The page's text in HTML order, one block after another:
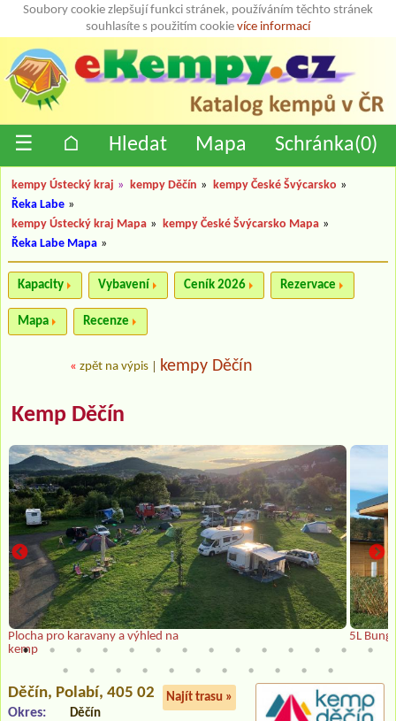
Soubory cookie zlepšují funkci stránek, používáním těchto stránek
souhlasíte s použitím cookie více informací
☰ ⌂ Hledat Mapa Schránka(0)
kempy Ústecký kraj » kempy Děčín » kempy České Švýcarsko »
Řeka Labe »
kempy Ústecký kraj Mapa » kempy České Švýcarsko Mapa »
Řeka Labe Mapa »
Kapacity Vybavení Ceník 2026 Rezervace
Mapa Recenze
« zpět na výpis kempy Děčín
Kemp Děčín
Plocha pro karavany a výhled na
kemp
5L
Děčín, Polabí, 405 02 Najít trasu »
Okres: Děčín